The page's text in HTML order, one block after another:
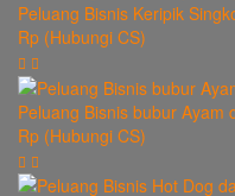
Peluang Bisnis Keripik
Rp (Hubungi CS)
Peluang Bisnis bubur Ayam
Rp (Hubungi CS)